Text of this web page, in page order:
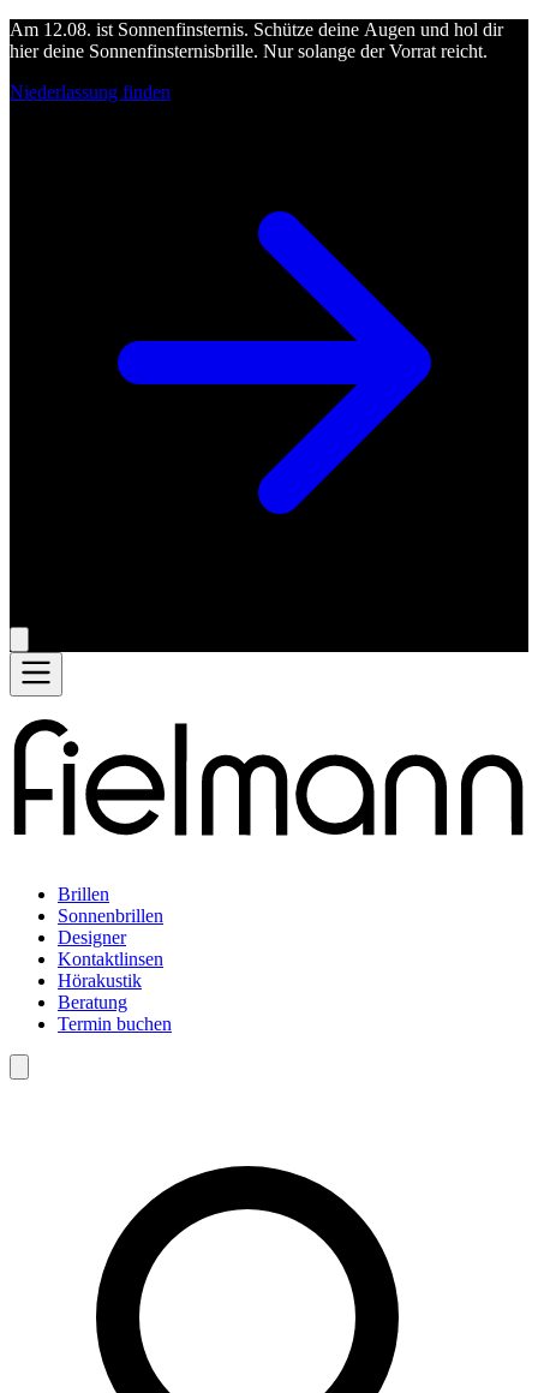
Am 12.08. ist Sonnenfinsternis. Schütze deine Augen und hol dir
hier deine Sonnenfinsternisbrille. Nur solange der Vorrat reicht.
Niederlassung finden
Brillen
Sonnenbrillen
Designer
Kontaktlinsen
Hörakustik
Beratung
Termin buchen